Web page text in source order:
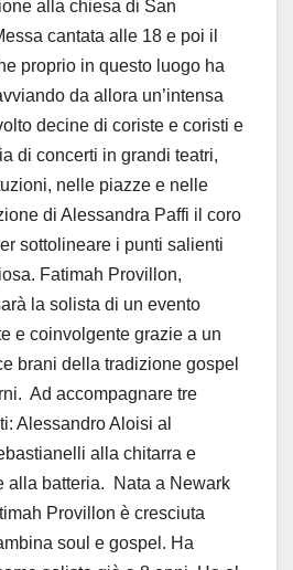
alla chiesa di San
cantata alle 18 e poi il
proprio in questo luogo ha
da allora un’intensa
decine di coriste e coristi e
di concerti in grandi teatri,
nelle piazze e nelle
di Alessandra Paffi il coro
sottolineare i punti salienti
Fatimah Provillon,
la solista di un evento
e coinvolgente grazie a un
brani della tradizione gospel
Ad accompagnare tre
Alessandro Aloisi al
alla chitarra e
alla batteria.
Nata a Newark
Provillon è cresciuta
soul e gospel. Ha